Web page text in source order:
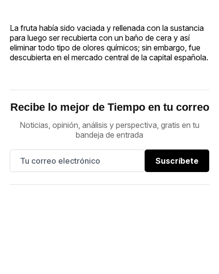
La fruta había sido vaciada y rellenada con la sustancia
para luego ser recubierta con un baño de cera y así
eliminar todo tipo de olores químicos; sin embargo, fue
descubierta en el mercado central de la capital española.
Recibe lo mejor de Tiempo en tu correo
Noticias, opinión, análisis y perspectiva, gratis en tu
bandeja de entrada
Suscríbete